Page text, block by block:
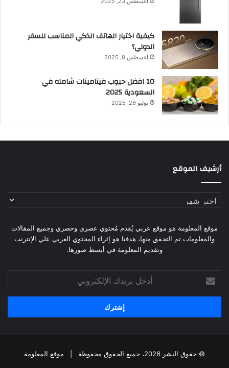
كيفية اختيار الهاتف الذكي المناسب للسفر
الدولي؟
أغسطس 8, 2025
10 افضل حبوب فيتامينات شامله​ في
السعودية 2025
يوليو 26, 2025
أرشيف الموقع
أرشيف
موقع المعلومة هو موقع عربي يُقدم مُحتوي عصري وحصري وجميع المقالات
والمعلومات تم التحقق منها، هدفنا هو إثراء المحتوي العربي علي الإنترنت
وتقديم المعلومة في أبسط صورها.
بريدك
الإلكتروني
© حقوق النشر 2026، جميع الحقوق محفوظة | موقع المعلومة